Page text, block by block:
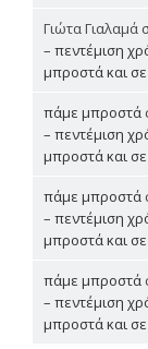
Γιώτα Γιαλαμά
– πεντέμιση
μπροστά και
πάμε μπροστά
– πεντέμιση
μπροστά και
πάμε μπροστά
– πεντέμιση
μπροστά και
πάμε μπροστά
– πεντέμιση
μπροστά και